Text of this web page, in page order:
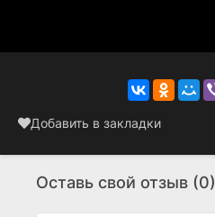
Добавить в закладки
Оставь свой отзыв (0)